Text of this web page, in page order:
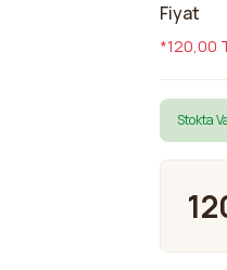
Fiyat
*120,00
Stokta